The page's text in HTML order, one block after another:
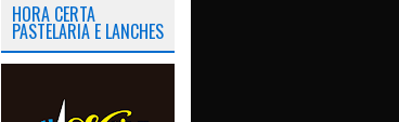
HORA CERTA
PASTELARIA E LANCHES